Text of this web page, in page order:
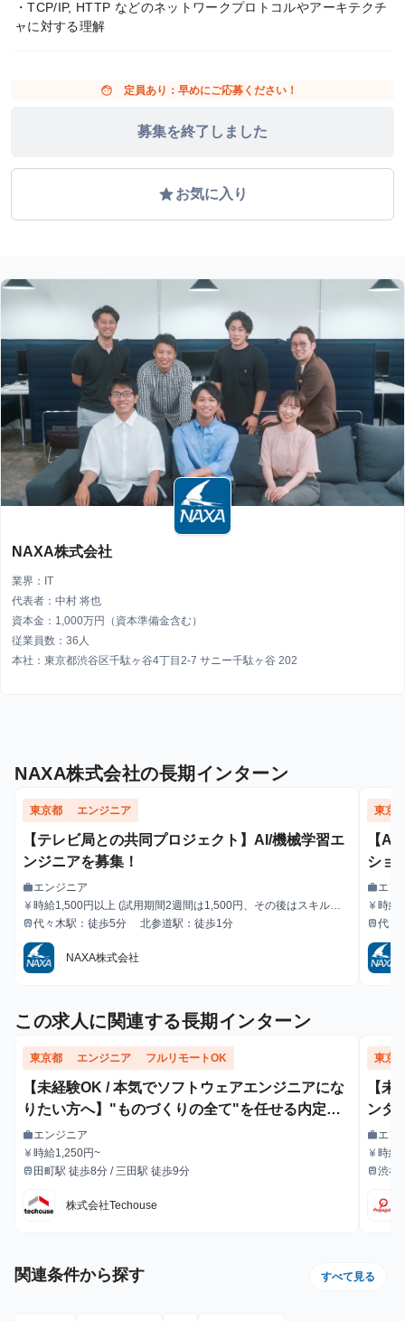
・TCP/IP, HTTP などのネットワークプロトコルやアーキテクチ
ャに対する理解
face 定員あり：早めにご応募ください！
募集を終了しました
gradeお気に入り
NAXA株式会社
業界：IT
代表者：中村 将也
資本金：1,000万円（資本準備金含む）
従業員数：36人
本社：東京都渋谷区千駄ヶ谷4丁目2-7 サニー千駄ヶ谷 202
NAXA株式会社の長期インターン
東京都 エンジニア
【テレビ局との共同プロジェクト】AI/機械学習エ
ンジニアを募集！
職種
workエンジニア
給与
currency_yen時給1,500円以上 (試用期間2週間は1,500円、その後はスキルに
応じた金額を支給) ※ご経験によってオファー条件は変動する可
なる場合もございます。
最寄駅
train代々木駅：徒歩5分 北参道駅：徒歩1分
NAXA株式会社
東京
【
ショ
職種
workエン
給与
currency_yen時給
じた
る場
最寄駅
train代々
この求人に関連する長期インターン
東京都 エンジニア フルリモートOK
【未経験OK / 本気でソフトウェアエンジニアにな
りたい方へ】"ものづくりの全て"を任せる内定直
結型エンジニア長期インターン
職種
workエンジニア
給与
currency_yen時給1,250円~
最寄駅
train 田町駅 徒歩8分 / 三田駅 徒歩9分
株式会社Techouse
東京
【
ンタ
自動
職種
workエン
給与
currency_yen時給
額支
最寄駅
train渋谷
関連条件から探す すべて見る